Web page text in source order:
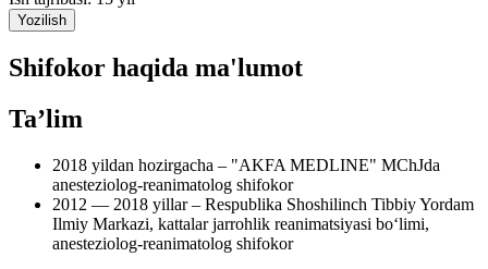
Yozilish
Shifokor haqida ma'lumot
Ta’lim
2018 yildan hozirgacha – "AKFA MEDLINE" MChJda
anesteziolog-reanimatolog shifokor
2012 — 2018 yillar – Respublika Shoshilinch Tibbiy Yordam
Ilmiy Markazi, kattalar jarrohlik reanimatsiyasi bo‘limi,
anesteziolog-reanimatolog shifokor